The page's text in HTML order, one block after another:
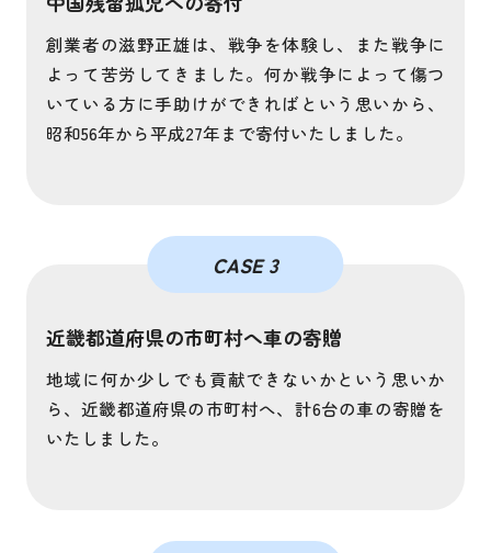
創業者の滋野正雄は、戦争を体験し、また戦争に
よって苦労してきました。何か戦争によって傷つ
いている方に手助けができればという思いから、
昭和56年から平成27年まで寄付いたしました。
CASE 3
近畿都道府県の市町村へ車の寄贈
地域に何か少しでも貢献できないかという思いか
ら、近畿都道府県の市町村へ、計6台の車の寄贈を
いたしました。